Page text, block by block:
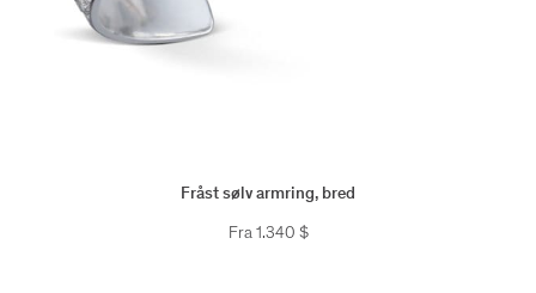
Fråst sølv armring, bred
Fra1.340 $